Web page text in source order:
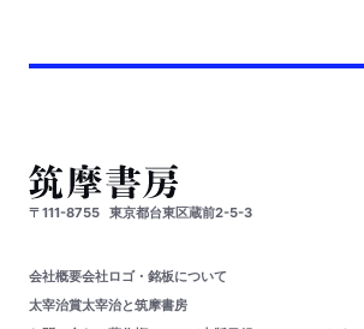
〒111-8755 東京都台東区蔵前2-5-3
会社概要会社ロゴ・銘板について
太宰治賞太宰治と筑摩書房